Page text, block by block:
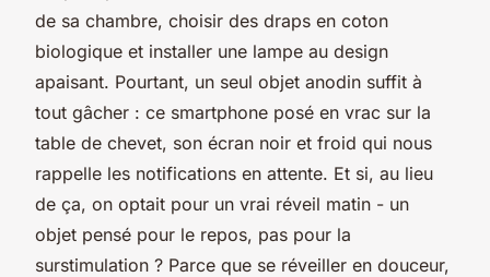
de sa chambre, choisir des draps en coton
biologique et installer une lampe au design
apaisant. Pourtant, un seul objet anodin suffit à
tout gâcher : ce smartphone posé en vrac sur la
table de chevet, son écran noir et froid qui nous
rappelle les notifications en attente. Et si, au lieu
de ça, on optait pour un vrai réveil matin - un
objet pensé pour le repos, pas pour la
surstimulation ? Parce que se réveiller en douceur,